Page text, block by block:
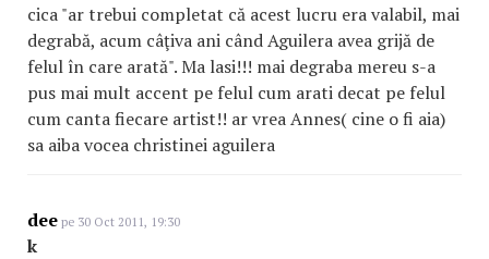
cica "ar trebui completat că acest lucru era valabil, mai
degrabă, acum câţiva ani când Aguilera avea grijă de
felul în care arată". Ma lasi!!! mai degraba mereu s-a
pus mai mult accent pe felul cum arati decat pe felul
cum canta fiecare artist!! ar vrea Annes( cine o fi aia)
sa aiba vocea christinei aguilera
dee pe 30 Oct 2011, 19:30
k